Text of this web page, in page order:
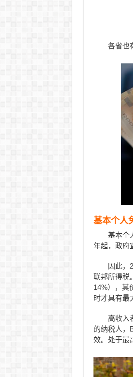
各省也
基本个人
基本个
年起，政府
因此，
联邦所得税
14%），其
时才具有最
高收入
的纳税人，
效。处于最